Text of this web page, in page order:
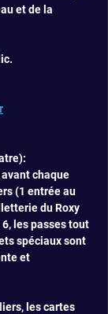
et de la
chaque
(1 entrée au
du Roxy
les passes tout
spéciaux sont
et
les cartes